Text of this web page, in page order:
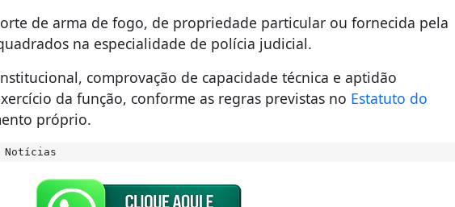
de arma de fogo, de propriedade particular ou fornecida pela
na especialidade de polícia judicial.
comprovação de capacidade técnica e aptidão
da função, conforme as regras previstas no Estatuto do
próprio.
Notícias